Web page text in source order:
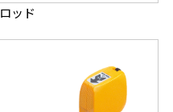
ロッド